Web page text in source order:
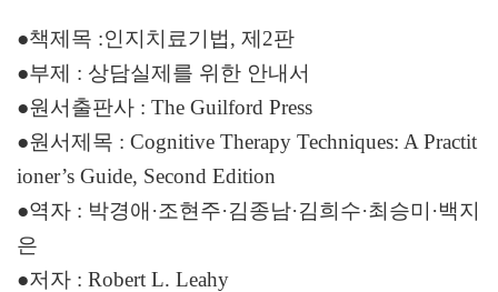
●책제목 :인지치료기법, 제 2판
●부제 : 상담실제를 위한 안내서
●원서출판사 : The Guilford Press
●원서제목 : Cognitive Therapy Techniques: A Practit
ioner’s Guide, Second Edition
●역자 : 박경애 ·조현주·김종남·김희수·최승미 ·백지
은
●저자 : Robert L. Leahy